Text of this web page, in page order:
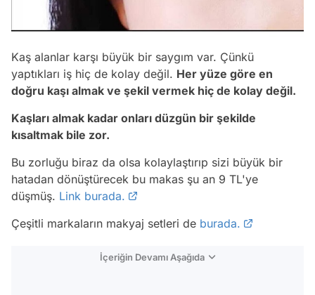
Kaş alanlar karşı büyük bir saygım var. Çünkü
yaptıkları iş hiç de kolay değil. Her yüze göre en
doğru kaşı almak ve şekil vermek hiç de kolay değil.
Kaşları almak kadar onları düzgün bir şekilde
kısaltmak bile zor.
Bu zorluğu biraz da olsa kolaylaştırıp sizi büyük bir
hatadan dönüştürecek bu makas şu an 9 TL'ye
düşmüş. Link burada.
Çeşitli markaların makyaj setleri de burada.
İçeriğin Devamı Aşağıda